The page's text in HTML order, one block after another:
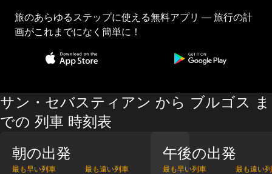
旅のあらゆるステップに使える無料アプリ — 旅行の計
画がこれまでになく簡単に！
サン・セバスティアン から ブルゴス ま
での 列車 時刻表
朝の出発
最も早い列車 最も遠い列車
午後の出発
最も早い列車 最も遠い